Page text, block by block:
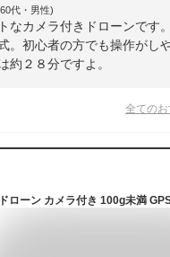
代・男性)
なカメラ付きドローンです
。初心者の方でも操作がし
約２８分ですよ。
全てのお